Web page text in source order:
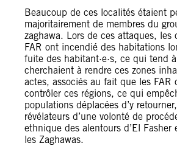
Beaucoup de ces localités étaient
majoritairement de membres du
zaghawa. Lors de ces attaques, les
FAR ont incendié des habitations
fuite des habitant·e·s, ce qui tend
cherchaient à rendre ces zones
actes, associés au fait que les FAR
contrôler ces régions, ce qui
populations déplacées d’y
révélateurs d’une volonté de
ethnique des alentours d’El Fasher
les Zaghawas.